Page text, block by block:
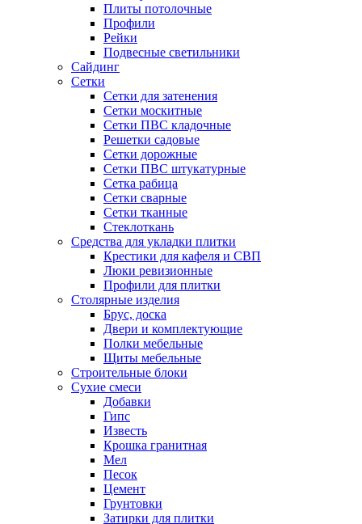
Плиты потолочные
Профили
Рейки
Подвесные светильники
Сайдинг
Сетки
Сетки для затенения
Сетки москитные
Сетки ПВС кладочные
Решетки садовые
Сетки дорожные
Сетки ПВС штукатурные
Сетка рабица
Сетки сварные
Сетки тканные
Стеклоткань
Средства для укладки плитки
Крестики для кафеля и СВП
Люки ревизионные
Профили для плитки
Столярные изделия
Брус, доска
Двери и комплектующие
Полки мебельные
Щиты мебельные
Строительные блоки
Сухие смеси
Добавки
Гипс
Известь
Крошка гранитная
Мел
Песок
Цемент
Грунтовки
Затирки для плитки